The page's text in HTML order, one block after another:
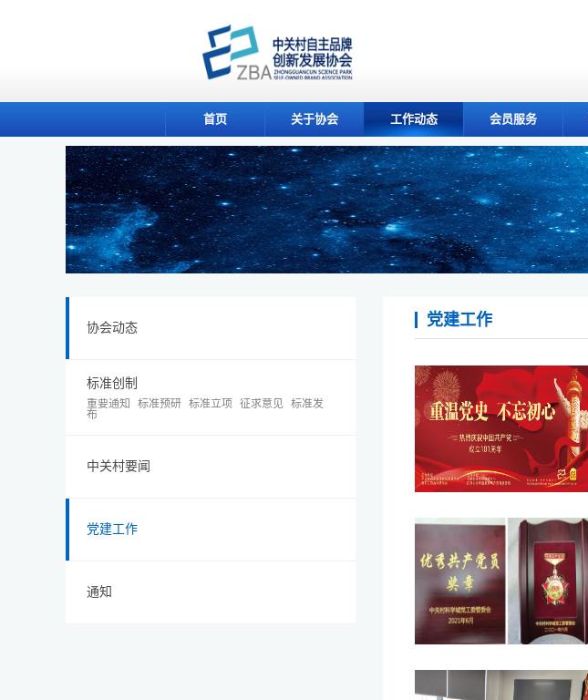
首页 关于协会 工作动态 会员服务
协会动态
标准创制
重要通知 标准预研 标准立项 征求意见 标准发
布
中关村要闻
党建工作
通知
党建工作